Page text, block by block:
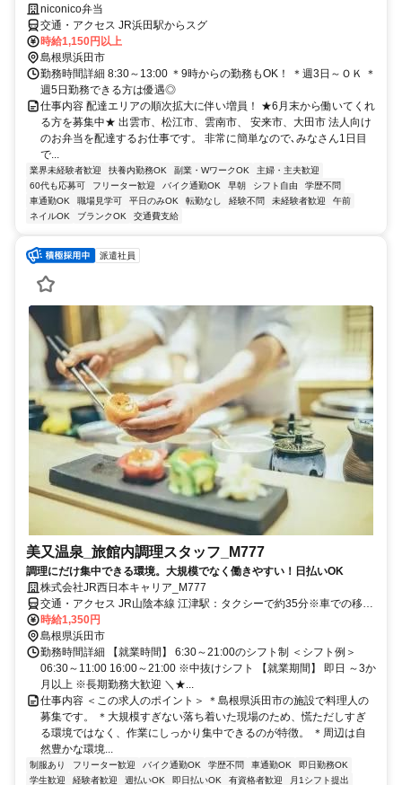
niconico弁当
交通・アクセス JR浜田駅からスグ
時給1,150円以上
島根県浜田市
勤務時間詳細 8:30～13:00 ＊9時からの勤務もOK！ ＊週3日～ＯＫ ＊
週5日勤務できる方は優遇◎
仕事内容 配達エリアの順次拡大に伴い増員！ ★6月末から働いてくれ
る方を募集中★ 出雲市、松江市、雲南市、 安来市、大田市 法人向け
のお弁当を配達するお仕事です。 非常に簡単なので､みなさん1日目
で...
業界未経験者歓迎 扶養内勤務OK 副業・WワークOK
主婦・主夫歓迎
60代も応募可
フリーター歓迎 バイク通勤OK 早朝 シフト自由
学歴不問
車通勤OK
職場見学可 平日のみOK 転勤なし 経験不問 未経験者歓迎
午前
ネイルOK
ブランクOK 交通費支給
派遣社員
美又温泉_旅館内調理スタッフ_M777
調理にだけ集中できる環境。大規模でなく働きやすい！日払いOK
株式会社JR西日本キャリア_M777
交通・アクセス JR山陰本線 江津駅：タクシーで約35分※車での移動
手段については直接お話いたします。
時給1,350円
島根県浜田市
勤務時間詳細 【就業時間】 6:30～21:00のシフト制 ＜シフト例＞
06:30～11:00 16:00～21:00 ※中抜けシフト 【就業期間】 即日 ～3か
月以上 ※長期勤務大歓迎 ＼★...
仕事内容 ＜この求人のポイント＞ ＊島根県浜田市の施設で料理人の
募集です。 ＊大規模すぎない落ち着いた現場のため、慌ただしすぎ
る環境ではなく、作業にしっかり集中できるのが特徴。 ＊周辺は自
然豊かな環境...
制服あり フリーター歓迎 バイク通勤OK 学歴不問 車通勤OK
即日勤務OK
学生歓迎
経験者歓迎 週払いOK 即日払いOK 有資格者歓迎
月1シフト提出